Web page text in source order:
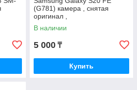
(G781) камера , снятая
оригинал ,
В наличии
5 000 ₸
Купить